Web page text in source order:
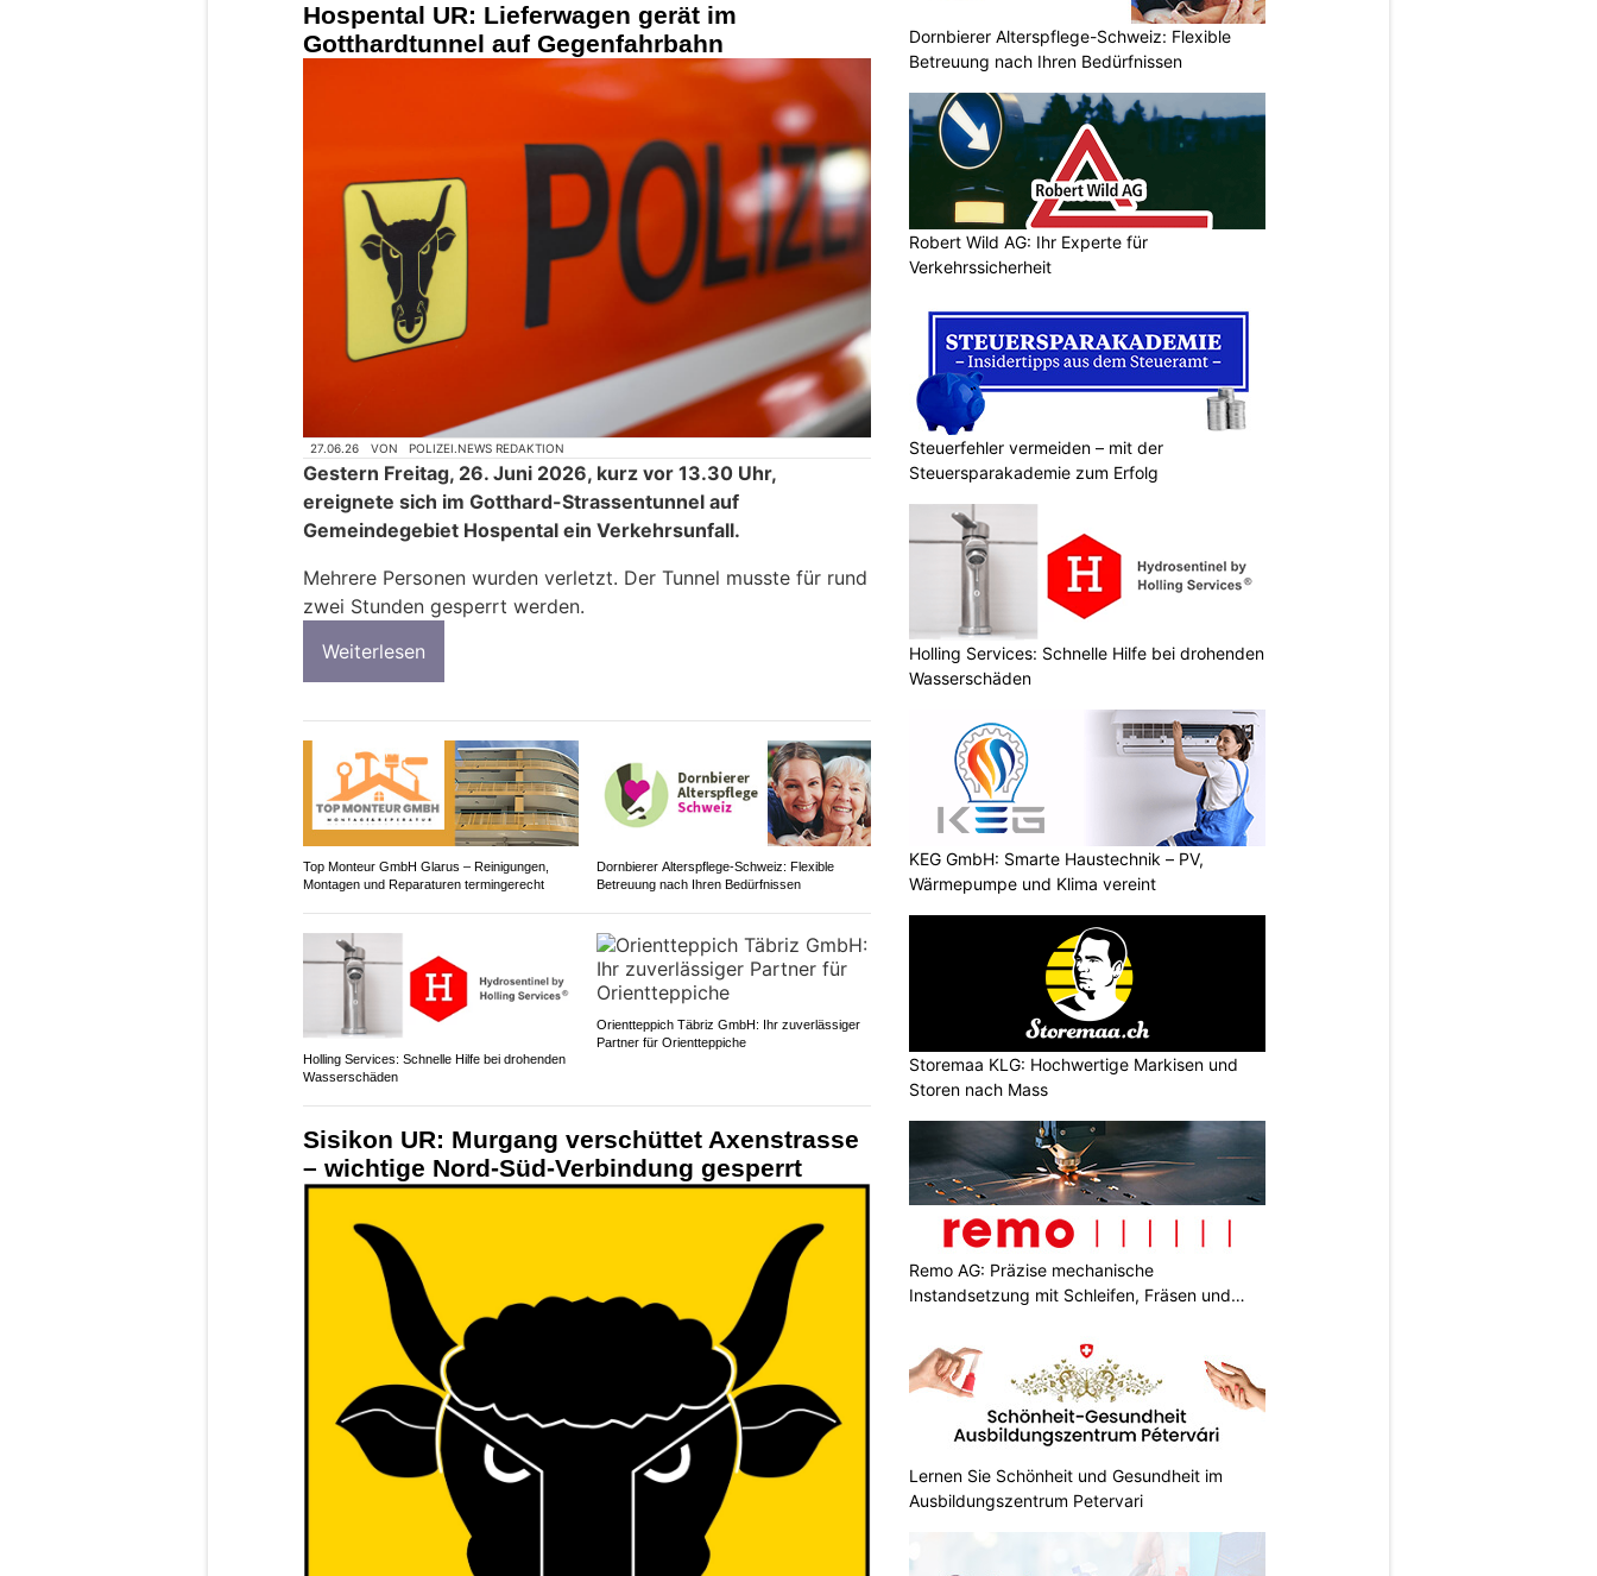
Hospental UR: Lieferwagen gerät im
Gotthardtunnel auf Gegenfahrbahn
27.06.26 VON POLIZEI.NEWS REDAKTION
Gestern Freitag, 26. Juni 2026, kurz vor 13.30 Uhr,
ereignete sich im Gotthard-Strassentunnel auf
Gemeindegebiet Hospental ein Verkehrsunfall.
Mehrere Personen wurden verletzt. Der Tunnel musste für rund
zwei Stunden gesperrt werden.
Weiterlesen
Top Monteur GmbH Glarus – Reinigungen,
Montagen und Reparaturen termingerecht
Dornbierer Alterspflege-Schweiz: Flexible
Betreuung nach Ihren Bedürfnissen
Holling Services: Schnelle Hilfe bei drohenden
Wasserschäden
Orientteppich Täbriz GmbH: Ihr zuverlässiger
Partner für Orientteppiche
Sisikon UR: Murgang verschüttet Axenstrasse
– wichtige Nord-Süd-Verbindung gesperrt
Dornbierer Alterspflege-Schweiz: Flexible
Betreuung nach Ihren Bedürfnissen
Robert Wild AG: Ihr Experte für
Verkehrssicherheit
Steuerfehler vermeiden – mit der
Steuersparakademie zum Erfolg
Holling Services: Schnelle Hilfe bei drohenden
Wasserschäden
KEG GmbH: Smarte Haustechnik – PV,
Wärmepumpe und Klima vereint
Storemaa KLG: Hochwertige Markisen und
Storen nach Mass
Remo AG: Präzise mechanische
Instandsetzung mit Schleifen, Fräsen und
Lernen Sie Schönheit und Gesundheit im
Ausbildungszentrum Petervari